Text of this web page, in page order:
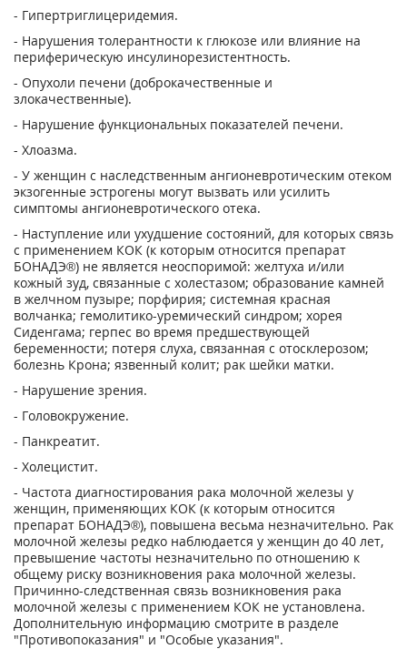
- Гипертриглицеридемия.
- Нарушения толерантности к глюкозе или влияние на
периферическую инсулинорезистентность.
- Опухоли печени (доброкачественные и
злокачественные).
- Нарушение функциональных показателей печени.
- Хлоазма.
- У женщин с наследственным ангионевротическим отеком
экзогенные эстрогены могут вызвать или усилить
симптомы ангионевротического отека.
- Наступление или ухудшение состояний, для которых связь
с применением КОК (к которым относится препарат
БОНАДЭ®) не является неоспоримой: желтуха и/или
кожный зуд, связанные с холестазом; образование камней
в желчном пузыре; порфирия; системная красная
волчанка; гемолитико-уремический синдром; хорея
Сиденгама; герпес во время предшествующей
беременности; потеря слуха, связанная с отосклерозом;
болезнь Крона; язвенный колит; рак шейки матки.
- Нарушение зрения.
- Головокружение.
- Панкреатит.
- Холецистит.
- Частота диагностирования рака молочной железы у
женщин, применяющих КОК (к которым относится
препарат БОНАДЭ®), повышена весьма незначительно. Рак
молочной железы редко наблюдается у женщин до 40 лет,
превышение частоты незначительно по отношению к
общему риску возникновения рака молочной железы.
Причинно-следственная связь возникновения рака
молочной железы с применением КОК не установлена.
Дополнительную информацию смотрите в разделе
"Противопоказания" и "Особые указания".